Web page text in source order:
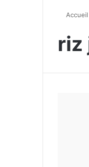
Accueil
riz